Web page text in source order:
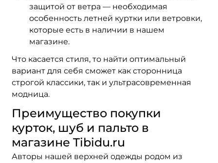
защитой от ветра — необходимая
особенность летней куртки или ветровки,
которые есть в наличии в нашем
магазине.
Что касается стиля, то найти оптимальный
вариант для себя сможет как сторонница
строгой классики, так и ультрасовременная
модница.
Преимущество покупки
курток, шуб и пальто в
магазине Tibidu.ru
Авторы нашей верхней одежды родом из